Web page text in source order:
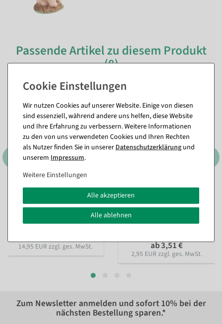
Passende Artikel zu diesem Produkt
(8)
%
3er Set Dekoringe, schwarz
Sofort versandfähig.
17,79 €
14,95 EUR zzgl. ges. MwSt.
Schwarze Deko Metallringe
mit Jute-Hänger in
unterschiedlichen Größen
In verschiedenen
ab 3,51 €
2,95 EUR zzgl. ges. MwSt.
Zum Newsletter anmelden und sofort 10% bei der
nächsten Bestellung sparen.*
Wir nutzen Cookies auf unserer Website. Einige von diesen
sind essenziell, während andere uns helfen, diese Website
und Ihre Erfahrung zu verbessern. Weitere Informationen
zu den von uns verwendeten Cookies und Ihren Rechten
als Nutzer finden Sie in unsererDaten­schutz­erklärung und
unserem Impressum.
Weitere Einstellungen
Alle akzeptieren
Alle ablehnen